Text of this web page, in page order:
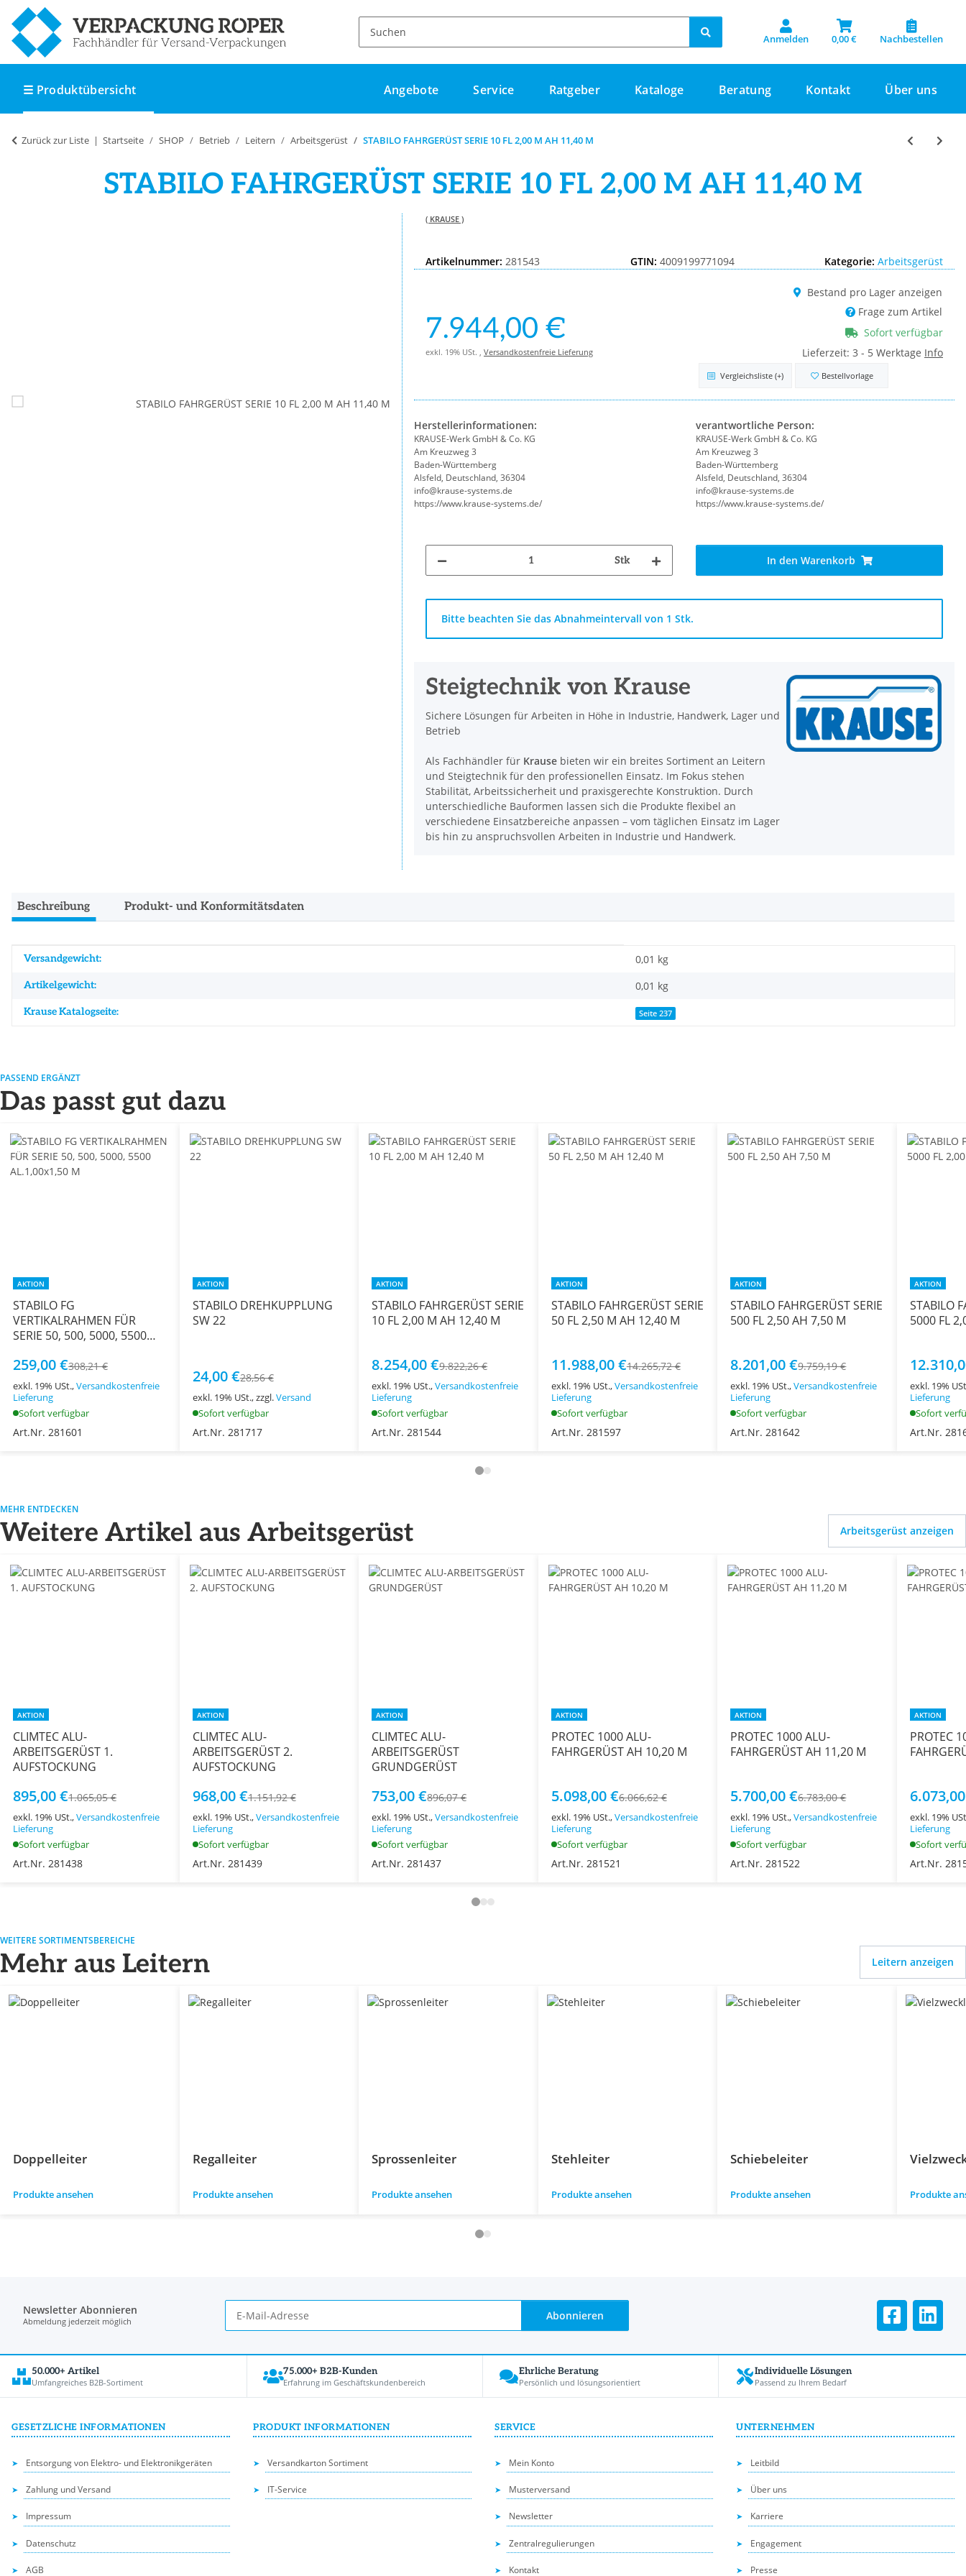
Anmelden 0,00 € Nachbestellen
☰ Produktübersicht Angebote Service Ratgeber Kataloge Beratung Kontakt Über uns
Zurück zur Liste Startseite SHOP Betrieb Leitern Arbeitsgerüst STABILO FAHRGERÜST SERIE 10 FL 2,00 M AH 11,40 M
STABILO FAHRGERÜST SERIE 10 FL 2,00 M AH 11,40 M
( KRAUSE )
Artikelnummer: 281543 GTIN: 4009199771094 Kategorie: Arbeitsgerüst
7.944,00 €
exkl. 19% USt. , Versandkostenfreie Lieferung
Bestand pro Lager anzeigen
Frage zum Artikel
Sofort verfügbar
Lieferzeit: 3 - 5 Werktage Info
Vergleichsliste (+) Bestellvorlage
Herstellerinformationen:
KRAUSE-Werk GmbH & Co. KG
Am Kreuzweg 3
Baden-Württemberg
Alsfeld, Deutschland, 36304
info@krause-systems.de
https://www.krause-systems.de/
verantwortliche Person:
KRAUSE-Werk GmbH & Co. KG
Am Kreuzweg 3
Baden-Württemberg
Alsfeld, Deutschland, 36304
info@krause-systems.de
https://www.krause-systems.de/
Stk In den Warenkorb
x
Bitte beachten Sie das Abnahmeintervall von 1 Stk.
Steigtechnik von Krause
Sichere Lösungen für Arbeiten in Höhe in Industrie, Handwerk, Lager und
Betrieb
Als Fachhändler für Krause bieten wir ein breites Sortiment an Leitern
und Steigtechnik für den professionellen Einsatz. Im Fokus stehen
Stabilität, Arbeitssicherheit und praxisgerechte Konstruktion. Durch
unterschiedliche Bauformen lassen sich die Produkte flexibel an
verschiedene Einsatzbereiche anpassen – vom täglichen Einsatz im Lager
bis hin zu anspruchsvollen Arbeiten in Industrie und Handwerk.
Beschreibung Produkt- und Konformitätsdaten
Produkteigenschaft
Wert
Versandgewicht: 0,01 kg
Artikelgewicht: 0,01 kg
Krause Katalogseite: Seite 237
PASSEND ERGÄNZT
Das passt gut dazu
AKTION
STABILO FG
VERTIKALRAHMEN FÜR
SERIE 50, 500, 5000, 5500
259,00 €308,21 €
exkl. 19% USt.,Versandkostenfreie
Lieferung
Sofort verfügbar
Art.Nr. 281601
AKTION
STABILO DREHKUPPLUNG
SW 22
24,00 €28,56 €
exkl. 19% USt., zzgl.Versand
Sofort verfügbar
Art.Nr. 281717
AKTION
STABILO FAHRGERÜST SERIE
10 FL 2,00 M AH 12,40 M
8.254,00 €9.822,26 €
exkl. 19% USt.,Versandkostenfreie
Lieferung
Sofort verfügbar
Art.Nr. 281544
AKTION
STABILO FAHRGERÜST SERIE
50 FL 2,50 M AH 12,40 M
11.988,00 €14.265,72 €
exkl. 19% USt.,Versandkostenfreie
Lieferung
Sofort verfügbar
Art.Nr. 281597
AKTION
STABILO FAHRGERÜST SERIE
500 FL 2,50 AH 7,50 M
8.201,00 €9.759,19 €
exkl. 19% USt.,Versandkostenfreie
Lieferung
Sofort verfügbar
Art.Nr. 281642
AKTION
STABILO
5000 FL
exkl. 19%
Lieferung
Sofort
Art.Nr.
MEHR ENTDECKEN
Weitere Artikel aus Arbeitsgerüst Arbeitsgerüst anzeigen
AKTION
CLIMTEC ALU-
ARBEITSGERÜST 1.
AUFSTOCKUNG
895,00 €1.065,05 €
exkl. 19% USt.,Versandkostenfreie
Lieferung
Sofort verfügbar
Art.Nr. 281438
AKTION
CLIMTEC ALU-
ARBEITSGERÜST 2.
AUFSTOCKUNG
968,00 €1.151,92 €
exkl. 19% USt.,Versandkostenfreie
Lieferung
Sofort verfügbar
Art.Nr. 281439
AKTION
CLIMTEC ALU-
ARBEITSGERÜST
GRUNDGERÜST
753,00 €896,07 €
exkl. 19% USt.,Versandkostenfreie
Lieferung
Sofort verfügbar
Art.Nr. 281437
AKTION
PROTEC 1000 ALU-
FAHRGERÜST AH 10,20 M
5.098,00 €6.066,62 €
exkl. 19% USt.,Versandkostenfreie
Lieferung
Sofort verfügbar
Art.Nr. 281521
AKTION
PROTEC 1000 ALU-
FAHRGERÜST AH 11,20 M
5.700,00 €6.783,00 €
exkl. 19% USt.,Versandkostenfreie
Lieferung
Sofort verfügbar
Art.Nr. 281522
AKTION
PROTEC
exkl. 19%
Lieferung
Sofort
Art.Nr.
WEITERE SORTIMENTSBEREICHE
Mehr aus Leitern Leitern anzeigen
Doppelleiter
Produkte ansehen
Regalleiter
Produkte ansehen
Sprossenleiter
Produkte ansehen
Stehleiter
Produkte ansehen
Schiebeleiter
Produkte ansehen Produkte
Newsletter Abonnieren
Abmeldung jederzeit möglich Abonnieren
50.000+ Artikel
Umfangreiches B2B-Sortiment
75.000+ B2B-Kunden
Erfahrung im Geschäftskundenbereich
Ehrliche Beratung
Persönlich und lösungsorientiert
Individuelle Lösungen
Passend zu Ihrem Bedarf
GESETZLICHE INFORMATIONEN
Entsorgung von Elektro- und Elektronikgeräten
Zahlung und Versand
Impressum
Datenschutz
AGB
PRODUKT INFORMATIONEN
Versandkarton Sortiment
IT-Service
SERVICE
Mein Konto
Musterversand
Newsletter
Zentralregulierungen
Kontakt
UNTERNEHMEN
Leitbild
Über uns
Karriere
Engagement
Presse